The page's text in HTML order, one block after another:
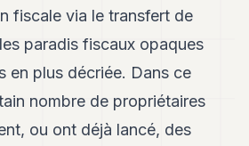
fiscale via le transfert de
paradis fiscaux opaques
en plus décriée. Dans ce
nombre de propriétaires
ou ont déjà lancé, des